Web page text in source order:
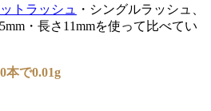
トラッシュ
・シングルラッシュ、
・長さ11mmを使って比べてい
本で0.01g